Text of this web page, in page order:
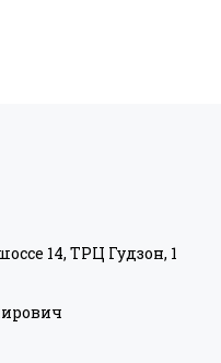
14, ТРЦ Гудзон, 1